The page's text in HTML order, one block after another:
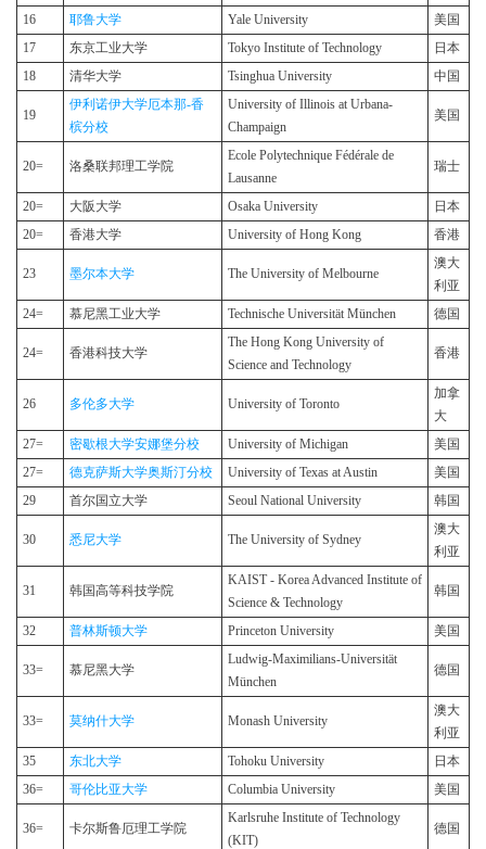
16
耶鲁大学 Yale University
美国
17
东京工业大学 Tokyo Institute of Technology
日本
18
清华大学 Tsinghua University 中国
19
伊利诺伊大学厄本那-香
槟分校
University of Illinois at Urbana-
Champaign
美国
20= 洛桑联邦理工学院
Ecole Polytechnique Fédérale de
Lausanne
瑞士
20= 大阪大学 Osaka University
日本
20=
香港大学 University of Hong Kong 香港
23 墨尔本大学 The University of Melbourne
澳大
利亚
24=
慕尼黑工业大学 Technische Universität München 德国
24= 香港科技大学
The Hong Kong University of
Science and Technology
香港
26 多伦多大学 University of Toronto
加拿
大
27=
密歇根大学安娜堡分校 University of Michigan
美国
27=
德克萨斯大学奥斯汀分校 University of Texas at Austin
美国
29
首尔国立大学 Seoul National University 韩国
30 悉尼大学 The University of Sydney
澳大
利亚
31 韩国高等科技学院
KAIST - Korea Advanced Institute of
Science & Technology
韩国
32 普林斯顿大学 Princeton University 美国
33= 慕尼黑大学
Ludwig-Maximilians-Universität
München
德国
33= 莫纳什大学 Monash University
澳大
利亚
35
东北大学 Tohoku University
日本
36=
哥伦比亚大学 Columbia University 美国
36= 卡尔斯鲁厄理工学院
Karlsruhe Institute of Technology
(KIT)
德国